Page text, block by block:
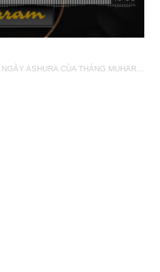
ASHURA CỦA THÁNG MUHARRAM